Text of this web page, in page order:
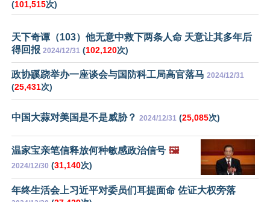
(101,515次)
天下奇谭（103）他无意中救下两条人命 天意让其多年后
得回报 2024/12/31 (102,120次)
政协蹊跷举办一座谈会与国防科工局高官落马 2024/12/31
(25,431次)
中国大蒜对美国是不是威胁？ 2024/12/31 (25,085次)
温家宝亲笔信释放何种敏感政治信号 🖼️
2024/12/30 (31,140次)
年终生活会上习近平对委员们耳提面命 佐证大权旁落